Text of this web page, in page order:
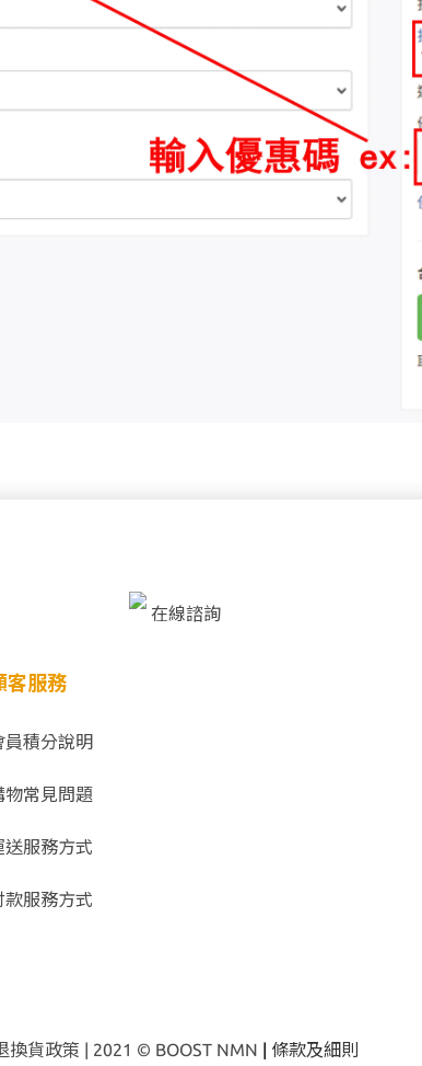
在線諮詢
客服務
員積分說明
物常見問題
送服務方式
款服務方式
換貨政策 | 2021 © BOOST NMN | 條款及細則